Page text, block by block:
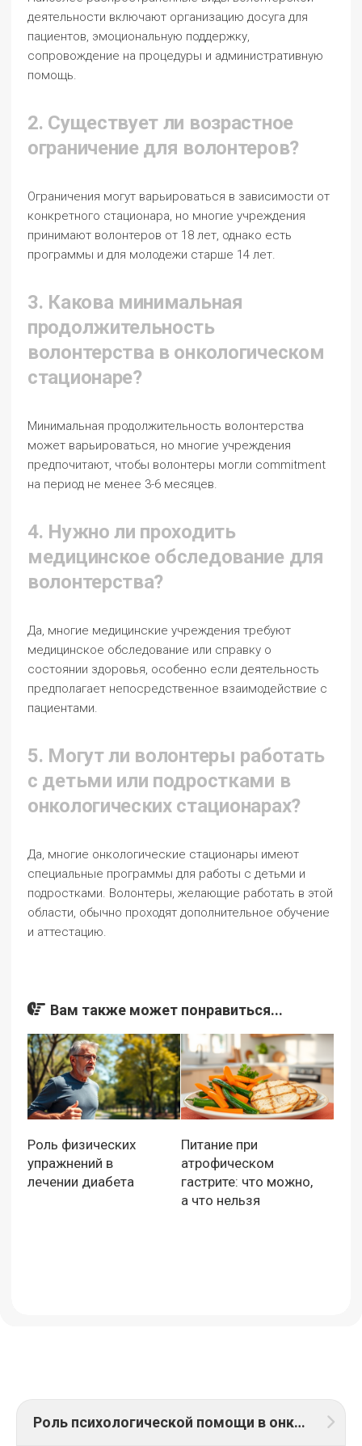
деятельности включают организацию досуга для
пациентов, эмоциональную поддержку,
сопровождение на процедуры и административную
помощь.
2. Существует ли возрастное
ограничение для волонтеров?
Ограничения могут варьироваться в зависимости от
конкретного стационара, но многие учреждения
принимают волонтеров от 18 лет, однако есть
программы и для молодежи старше 14 лет.
3. Какова минимальная
продолжительность
волонтерства в онкологическом
стационаре?
Минимальная продолжительность волонтерства
может варьироваться, но многие учреждения
предпочитают, чтобы волонтеры могли commitment
на период не менее 3-6 месяцев.
4. Нужно ли проходить
медицинское обследование для
волонтерства?
Да, многие медицинские учреждения требуют
медицинское обследование или справку о
состоянии здоровья, особенно если деятельность
предполагает непосредственное взаимодействие с
пациентами.
5. Могут ли волонтеры работать
с детьми или подростками в
онкологических стационарах?
Да, многие онкологические стационары имеют
специальные программы для работы с детьми и
подростками. Волонтеры, желающие работать в этой
области, обычно проходят дополнительное обучение
и аттестацию.
Вам также может понравиться...
Роль физических
упражнений в
лечении диабета
Питание при
атрофическом
гастрите: что можно,
а что нельзя
Роль психологической помощи в онкологических стационарах